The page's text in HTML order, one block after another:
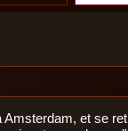
et se